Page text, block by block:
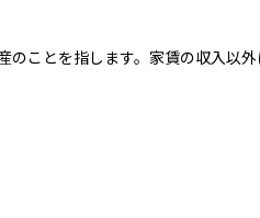
ことを指します。家賃の収入以